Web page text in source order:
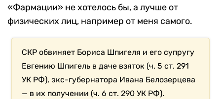
«Фармации» не хотелось бы, а лучше от
физических лиц, например от меня самого.
СКР обвиняет Бориса Шпигеля и его супругу
Евгению Шпигель в даче взяток (ч. 5 ст. 291
УК РФ), экс-губернатора Ивана Белозерцева
— в их получении (ч. 6 ст. 290 УК РФ).